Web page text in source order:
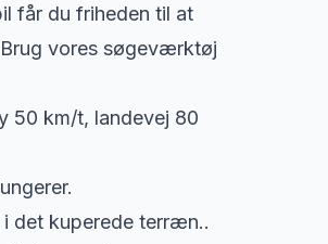
får du friheden til at
vores søgeværktøj
50 km/t, landevej 80
det kuperede terræn..